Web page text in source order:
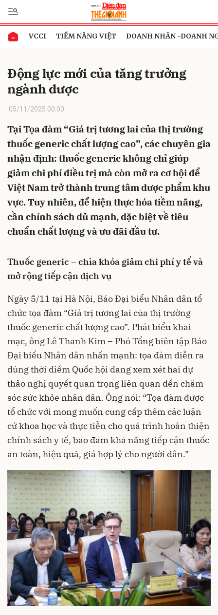
VCCI TIỀM NĂNG VIỆT DOANH NHÂN -DOANH
Động lực mới của tăng trưởng
ngành dược
05/11/2025 00:00
Tại Tọa đàm “Giá trị tương lai của thị trường
thuốc generic chất lượng cao”, các chuyên gia
nhận định: thuốc generic không chỉ giúp
giảm chi phí điều trị mà còn mở ra cơ hội để
Việt Nam trở thành trung tâm dược phẩm khu
vực. Tuy nhiên, để hiện thực hóa tiềm năng,
cần chính sách đủ mạnh, đặc biệt về tiêu
chuẩn chất lượng và ưu đãi đầu tư.
Thuốc generic – chìa khóa giảm chi phí y tế và
mở rộng tiếp cận dịch vụ
Ngày 5/11 tại Hà Nội, Báo Đại biểu Nhân dân tổ
chức tọa đàm “Giá trị tương lai của thị trường
thuốc generic chất lượng cao”. Phát biểu khai
mạc, ông Lê Thanh Kim – Phó Tổng biên tập Báo
Đại biểu Nhân dân nhấn mạnh: tọa đàm diễn ra
đúng thời điểm Quốc hội đang xem xét hai dự
thảo nghị quyết quan trọng liên quan đến chăm
sóc sức khỏe nhân dân. Ông nói: “Tọa đàm được
tổ chức với mong muốn cung cấp thêm các luận
cứ khoa học và thực tiễn cho quá trình hoàn thiện
chính sách y tế, bảo đảm khả năng tiếp cận thuốc
an toàn, hiệu quả, giá hợp lý cho người dân.”
Gửi bình luận
Hủy Gửi